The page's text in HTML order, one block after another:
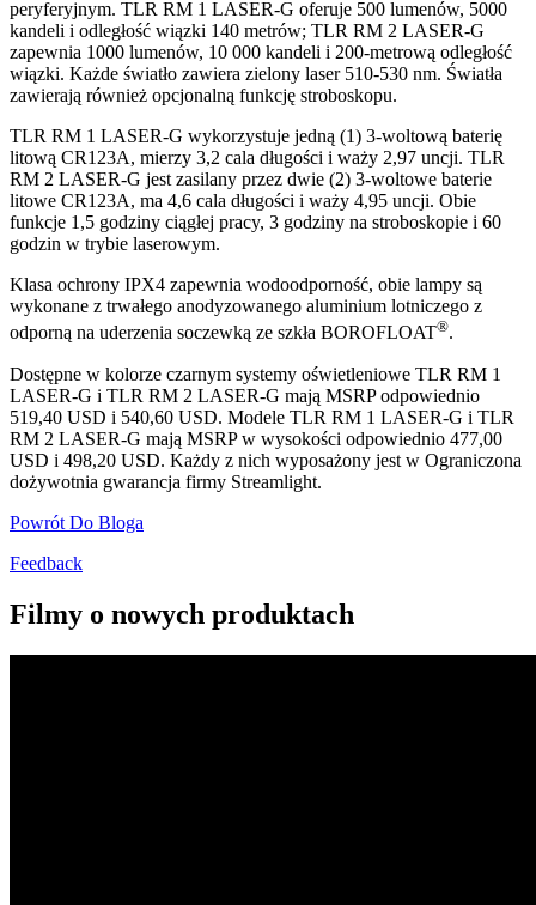
peryferyjnym. TLR RM 1 LASER-G oferuje 500 lumenów, 5000
kandeli i odległość wiązki 140 metrów; TLR RM 2 LASER-G
zapewnia 1000 lumenów, 10 000 kandeli i 200-metrową odległość
wiązki. Każde światło zawiera zielony laser 510-530 nm. Światła
zawierają również opcjonalną funkcję stroboskopu.
TLR RM 1 LASER-G wykorzystuje jedną (1) 3-woltową baterię
litową CR123A, mierzy 3,2 cala długości i waży 2,97 uncji. TLR
RM 2 LASER-G jest zasilany przez dwie (2) 3-woltowe baterie
litowe CR123A, ma 4,6 cala długości i waży 4,95 uncji. Obie
funkcje 1,5 godziny ciągłej pracy, 3 godziny na stroboskopie i 60
godzin w trybie laserowym.
Klasa ochrony IPX4 zapewnia wodoodporność, obie lampy są
wykonane z trwałego anodyzowanego aluminium lotniczego z
odporną na uderzenia soczewką ze szkła BOROFLOAT®.
Dostępne w kolorze czarnym systemy oświetleniowe TLR RM 1
LASER-G i TLR RM 2 LASER-G mają MSRP odpowiednio
519,40 USD i 540,60 USD. Modele TLR RM 1 LASER-G i TLR
RM 2 LASER-G mają MSRP w wysokości odpowiednio 477,00
USD i 498,20 USD. Każdy z nich wyposażony jest w Ograniczona
dożywotnia gwarancja firmy Streamlight.
Powrót Do Bloga
Feedback
Filmy o nowych produktach